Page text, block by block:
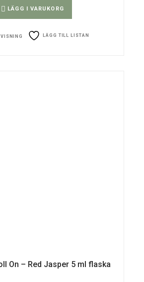
LÄGG I VARUKORG
LÄGG TILL LISTAN
On – Red Jasper 5 ml flaska